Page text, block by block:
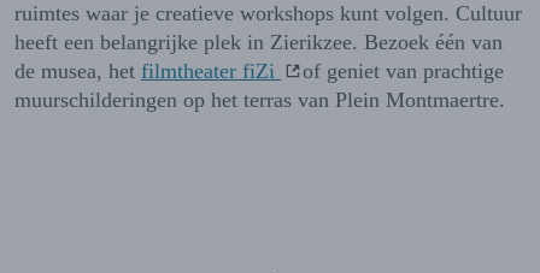
ruimtes waar je creatieve workshops kunt volgen. Cultuur
heeft een belangrijke plek in Zierikzee. Bezoek één van
de musea, het filmtheater fiZi
of geniet van prachtige
muurschilderingen op het terras van Plein Montmaertre.